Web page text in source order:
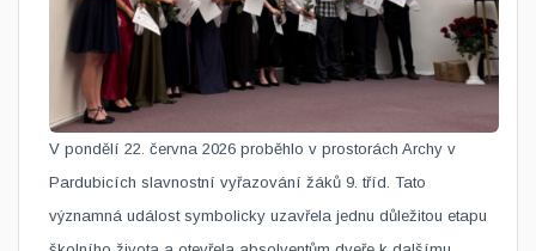
V pondělí 22. června 2026 proběhlo v prostorách Archy v
Pardubicích slavnostní vyřazování žáků 9. tříd. Tato
významná událost symbolicky uzavřela jednu důležitou etapu